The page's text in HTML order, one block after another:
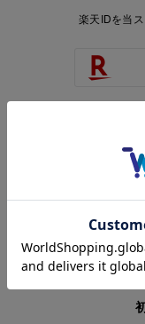
楽天IDを当
楽天IDを
お持